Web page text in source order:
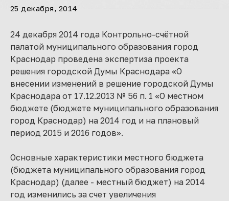
25 декабря, 2014
24 декабря 2014 года Контрольно-счётной
палатой муниципального образования город
Краснодар проведена экспертиза проекта
решения городской Думы Краснодара «О
внесении изменений в решение городской Думы
Краснодара от 17.12.2013 № 56 п. 1 «О местном
бюджете (бюджете муниципального образования
город Краснодар) на 2014 год и на плановый
период 2015 и 2016 годов».
Основные характеристики местного бюджета
(бюджета муниципального образования город
Краснодар) (далее - местный бюджет) на 2014
год изменились за счет увеличения